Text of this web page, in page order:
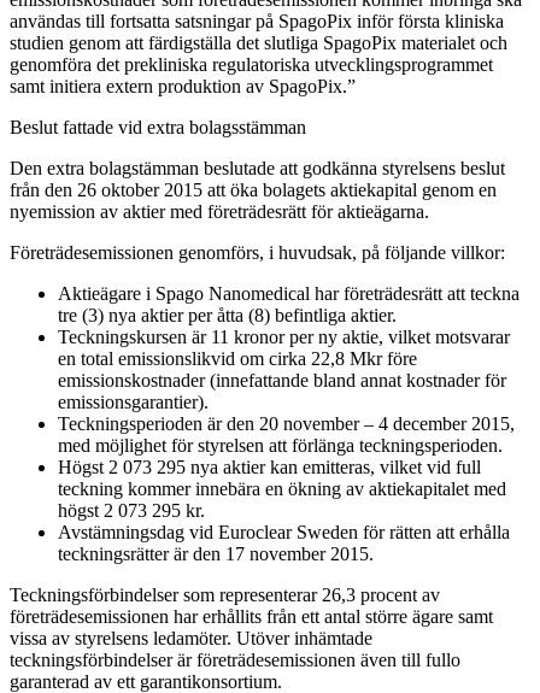
användas till fortsatta satsningar på SpagoPix inför första kliniska
studien genom att färdigställa det slutliga SpagoPix materialet och
genomföra det prekliniska regulatoriska utvecklingsprogrammet
samt initiera extern produktion av SpagoPix.”
Beslut fattade vid extra bolagsstämman
Den extra bolagstämman beslutade att godkänna styrelsens beslut
från den 26 oktober 2015 att öka bolagets aktiekapital genom en
nyemission av aktier med företrädesrätt för aktieägarna.
Företrädesemissionen genomförs, i huvudsak, på följande villkor:
Aktieägare i Spago Nanomedical har företrädesrätt att teckna
tre (3) nya aktier per åtta (8) befintliga aktier.
Teckningskursen är 11 kronor per ny aktie, vilket motsvarar
en total emissionslikvid om cirka 22,8 Mkr före
emissionskostnader (innefattande bland annat kostnader för
emissionsgarantier).
Teckningsperioden är den 20 november – 4 december 2015,
med möjlighet för styrelsen att förlänga teckningsperioden.
Högst 2 073 295 nya aktier kan emitteras, vilket vid full
teckning kommer innebära en ökning av aktiekapitalet med
högst 2 073 295 kr.
Avstämningsdag vid Euroclear Sweden för rätten att erhålla
teckningsrätter är den 17 november 2015.
Teckningsförbindelser som representerar 26,3 procent av
företrädesemissionen har erhållits från ett antal större ägare samt
vissa av styrelsens ledamöter. Utöver inhämtade
teckningsförbindelser är företrädesemissionen även till fullo
garanterad av ett garantikonsortium.